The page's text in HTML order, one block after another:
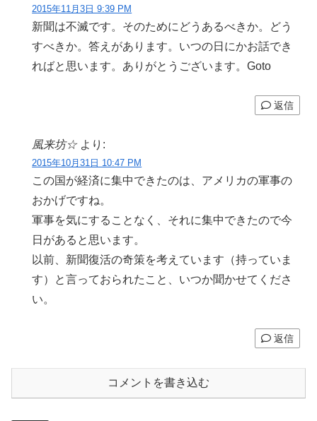
2015年11月3日 9:39 PM
新聞は不滅です。そのためにどうあるべきか。どう
すべきか。答えがあります。いつの日にかお話でき
ればと思います。ありがとうございます。Goto
返信
風来坊☆ より:
2015年10月31日 10:47 PM
この国が経済に集中できたのは、アメリカの軍事の
おかげですね。
軍事を気にすることなく、それに集中できたので今
日があると思います。
以前、新聞復活の奇策を考えています（持っていま
す）と言っておられたこと、いつか聞かせてくださ
い。
返信
コメントを書き込む